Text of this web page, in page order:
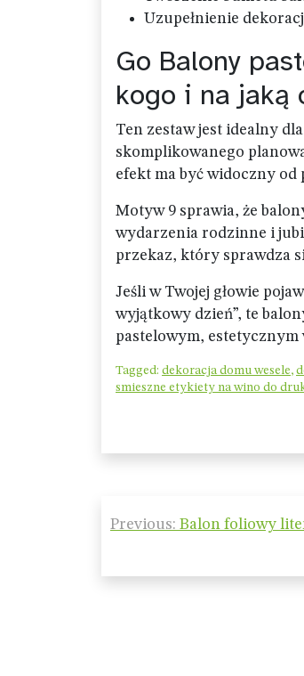
Uzupełnienie
Go Balony
kogo i na jaką
Ten zestaw jest idealny
skomplikowanego
efekt ma być widoczny od
Motyw 9 sprawia, że
wydarzenia rodzinne i
przekaz, który sprawdza
Jeśli w Twojej głowie
wyjątkowy dzień”, te
pastelowym,
Tagged: dekoracja domu wesele,
smieszne etykiety na wino do
Nawigacja
Previous: Balon foliowy